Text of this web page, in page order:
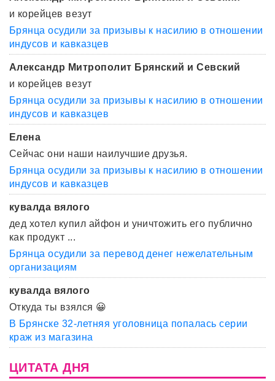
и корейцев везут
Брянца осудили за призывы к насилию в отношении
индусов и кавказцев
Александр Митрополит Брянский и Севский
и корейцев везут
Брянца осудили за призывы к насилию в отношении
индусов и кавказцев
Елена
Сейчас они наши наилучшие друзья.
Брянца осудили за призывы к насилию в отношении
индусов и кавказцев
кувалда вялого
дед хотел купил айфон и уничтожить его публично
как продукт ...
Брянца осудили за перевод денег нежелательным
организациям
кувалда вялого
Откуда ты взялся 😀
В Брянске 32-летняя уголовница попалась серии
краж из магазина
ЦИТАТА ДНЯ